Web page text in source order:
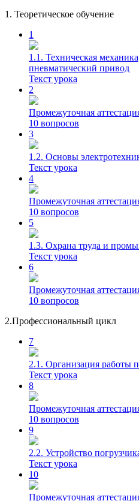
1. Теоретическое обучение
1
1.1. Техническая
пневматический привод
Текст урока
2
Промежуточная
10 вопросов
3
1.2. Основы
Текст урока
4
Промежуточная
10 вопросов
5
1.3. Охрана труда и
Текст урока
6
Промежуточная
10 вопросов
2.Профессиональный цикл
7
2.1. Организация работы
Текст урока
8
Промежуточная
10 вопросов
9
2.2. Устройство
Текст урока
10
Промежуточная